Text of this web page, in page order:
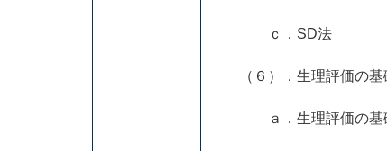
ｃ．SD法
（６）．生理評価の基
ａ．生理評価の基